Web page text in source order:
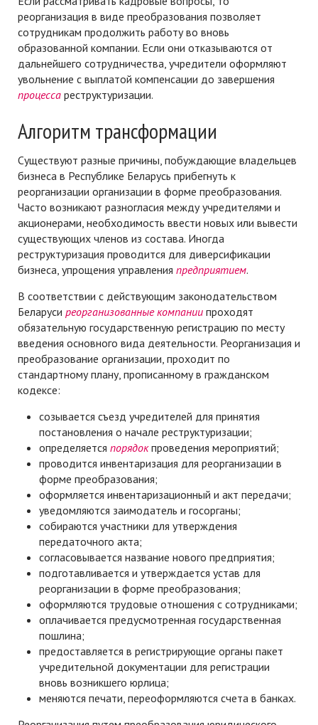
реорганизация в виде преобразования позволяет
сотрудникам продолжить работу во вновь
образованной компании. Если они отказываются от
дальнейшего сотрудничества, учредители оформляют
увольнение с выплатой компенсации до завершения
процесса реструктуризации.
Алгоритм трансформации
Существуют разные причины, побуждающие владельцев
бизнеса в Республике Беларусь прибегнуть к
реорганизации организации в форме преобразования.
Часто возникают разногласия между учредителями и
акционерами, необходимость ввести новых или вывести
существующих членов из состава. Иногда
реструктуризация проводится для диверсификации
бизнеса, упрощения управления предприятием.
В соответствии с действующим законодательством
Беларуси реорганизованные компании проходят
обязательную государственную регистрацию по месту
введения основного вида деятельности. Реорганизация и
преобразование организации, проходит по
стандартному плану, прописанному в гражданском
кодексе:
созывается съезд учредителей для принятия
постановления о начале реструктуризации;
определяется порядокпроведения мероприятий;
проводится инвентаризация для реорганизации в
форме преобразования;
оформляется инвентаризационный и акт передачи;
уведомляются заимодатель и госорганы;
собираются участники для утверждения
передаточного акта;
согласовывается название нового предприятия;
подготавливается и утверждается устав для
реорганизации в форме преобразования;
оформляются трудовые отношения с сотрудниками;
оплачивается предусмотренная государственная
пошлина;
предоставляется в регистрирующие органы пакет
учредительной документации для регистрации
вновь возникшего юрлица;
меняются печати, переоформляются счета в банках.